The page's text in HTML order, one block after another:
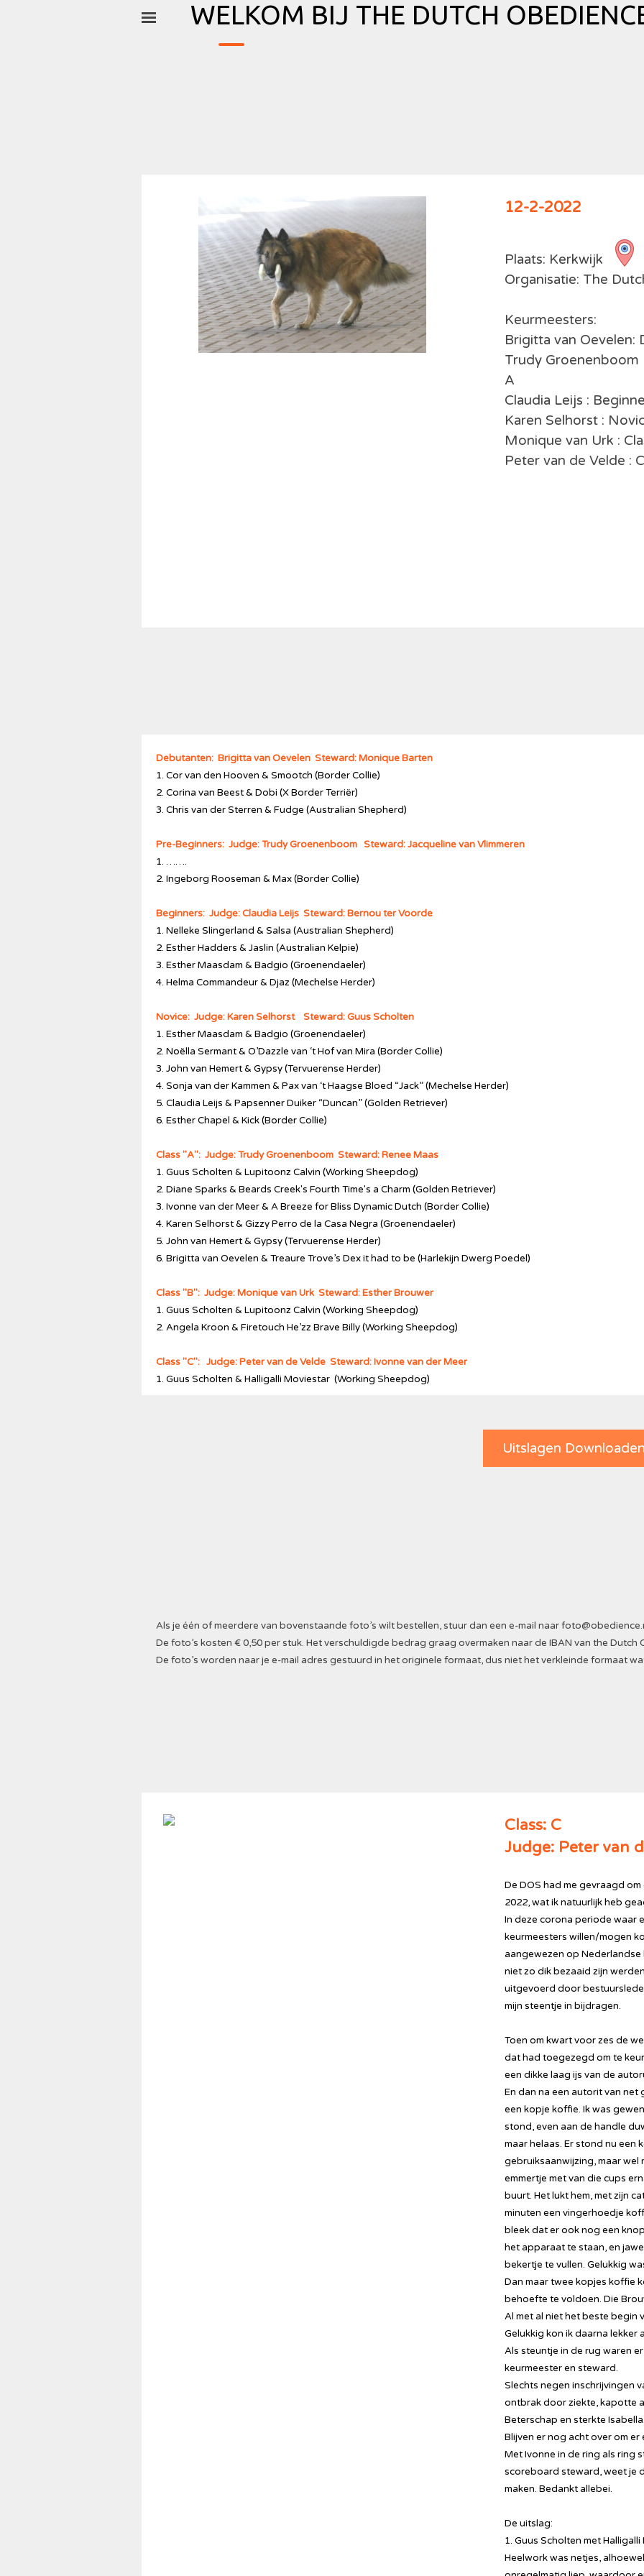
_
WELKOM BIJ THE DUTCH
Menu overslaan
12-2-2022
Plaats: Kerkwijk
Organisatie: The
Keurmeesters:
Brigitta van Oevelen:
Trudy Groenenboom
A
Claudia Leijs :
Karen Selhorst :
Monique van Urk :
Peter van de Velde :
Debutanten: Brigitta van Oevelen Steward: Monique Barten
1. Cor van den Hooven & Smootch (Border Collie)
2. Corina van Beest & Dobi (X Border Terriër)
3. Chris van der Sterren & Fudge (Australian Shepherd)
Pre-Beginners: Judge: Trudy Groenenboom Steward: Jacqueline van Vlimmeren
1. …….
2. Ingeborg Rooseman & Max (Border Collie)
Beginners: Judge: Claudia Leijs Steward: Bernou ter Voorde
1. Nelleke Slingerland & Salsa (Australian Shepherd)
2. Esther Hadders & Jaslin (Australian Kelpie)
3. Esther Maasdam & Badgio (Groenendaeler)
4. Helma Commandeur & Djaz (Mechelse Herder)
Novice: Judge: Karen Selhorst Steward: Guus Scholten
1. Esther Maasdam & Badgio (Groenendaeler)
2. Noëlla Sermant & O’Dazzle van ‘t Hof van Mira (Border Collie)
3. John van Hemert & Gypsy (Tervuerense Herder)
4. Sonja van der Kammen & Pax van ‘t Haagse Bloed “Jack” (Mechelse Herder)
5. Claudia Leijs & Papsenner Duiker “Duncan” (Golden Retriever)
6. Esther Chapel & Kick (Border Collie)
Class "A": Judge: Trudy Groenenboom Steward: Renee Maas
1. Guus Scholten & Lupitoonz Calvin (Working Sheepdog)
2. Diane Sparks & Beards Creek's Fourth Time's a Charm (Golden Retriever)
3. Ivonne van der Meer & A Breeze for Bliss Dynamic Dutch (Border Collie)
4. Karen Selhorst & Gizzy Perro de la Casa Negra (Groenendaeler)
5. John van Hemert & Gypsy (Tervuerense Herder)
6. Brigitta van Oevelen & Treaure Trove’s Dex it had to be (Harlekijn Dwerg Poedel)
Class "B": Judge: Monique van Urk Steward: Esther Brouwer
1. Guus Scholten & Lupitoonz Calvin (Working Sheepdog)
2. Angela Kroon & Firetouch He’zz Brave Billy (Working Sheepdog)
Class "C": Judge: Peter van de Velde Steward: Ivonne van der Meer
1. Guus Scholten & Halligalli Moviestar (Working Sheepdog)
Uitslagen
Als je één of meerdere van bovenstaande foto’s wilt bestellen, stuur dan een e-mail naar
De foto’s kosten € 0,50 per stuk. Het verschuldigde bedrag graag overmaken naar de IBAN van the Dutch
De foto’s worden naar je e-mail adres gestuurd in het originele formaat, dus niet het verkleinde formaat
Class: C
Judge: Peter van
De DOS had me gevraagd
2022, wat ik natuurlijk heb
In deze corona periode waar
keurmeesters willen/mogen
aangewezen op Nederlandse
niet zo dik bezaaid zijn
uitgevoerd door
mijn steentje in bijdragen.
Toen om kwart voor zes de
dat had toegezegd om te
een dikke laag ijs van de
En dan na een autorit van net
een kopje koffie. Ik was
stond, even aan de handle
maar helaas. Er stond nu een
gebruiksaanwijzing, maar wel
emmertje met van die cups
buurt. Het lukt hem, met zijn
minuten een vingerhoedje
bleek dat er ook nog een
het apparaat te staan, en
bekertje te vullen. Gelukkig
Dan maar twee kopjes koffie
behoefte te voldoen. Die
Al met al niet het beste begin
Gelukkig kon ik daarna lekker
Als steuntje in de rug waren
keurmeester en steward.
Slechts negen inschrijvingen
ontbrak door ziekte, kapotte
Beterschap en sterkte
Blijven er nog acht over om
Met Ivonne in de ring als ring
scoreboard steward, weet je
maken. Bedankt allebei.
De uitslag:
1. Guus Scholten met
Heelwork was netjes,